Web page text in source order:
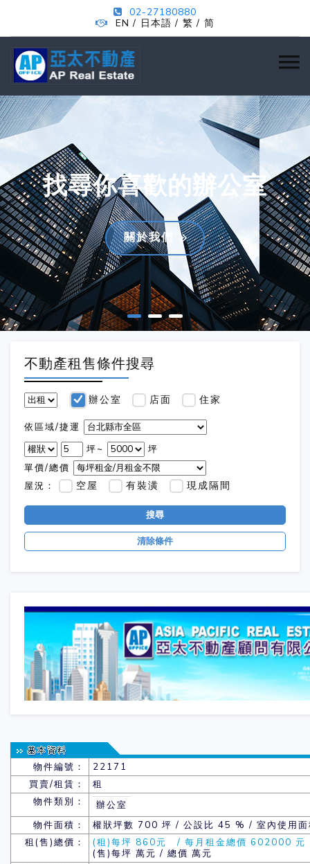
02-27180880
EN / 日本語 / 繁 / 简
找尋你喜歡的辦公室
關於我們
不動產租售條件搜尋
辦公室 店面 住家
依區域/捷運
坪~
坪
單價/總價
屋況：
空屋 有裝潢 現成隔間
搜尋
清除條件
物件編號：
22171
買賣/租賃：
租
物件類別：
辦公室
物件面積：
權狀坪數 700 坪 / 公設比 45 % / 室內使用
租(售)總價：
(租)每坪 860元 / 每月租金總價 602000 元
(售)每坪 萬元 / 總價 萬元